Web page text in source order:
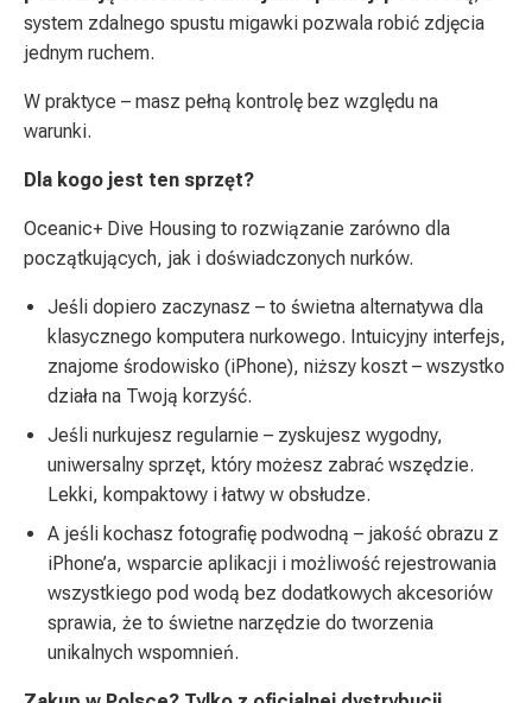
system zdalnego spustu migawki pozwala robić zdjęcia
jednym ruchem.
W praktyce – masz pełną kontrolę bez względu na
warunki.
Dla kogo jest ten sprzęt?
Oceanic+ Dive Housing to rozwiązanie zarówno dla
początkujących, jak i doświadczonych nurków.
Jeśli dopiero zaczynasz – to świetna alternatywa dla
klasycznego komputera nurkowego. Intuicyjny interfejs,
znajome środowisko (iPhone), niższy koszt – wszystko
działa na Twoją korzyść.
Jeśli nurkujesz regularnie – zyskujesz wygodny,
uniwersalny sprzęt, który możesz zabrać wszędzie.
Lekki, kompaktowy i łatwy w obsłudze.
A jeśli kochasz fotografię podwodną – jakość obrazu z
iPhone’a, wsparcie aplikacji i możliwość rejestrowania
wszystkiego pod wodą bez dodatkowych akcesoriów
sprawia, że to świetne narzędzie do tworzenia
unikalnych wspomnień.